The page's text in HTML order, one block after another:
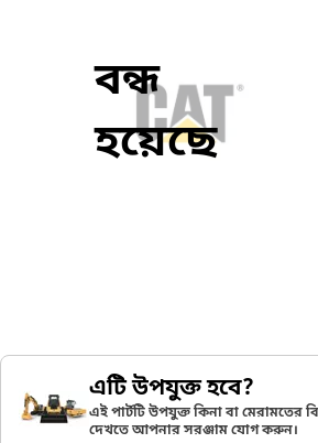
বন্ধ
হয়েছে
এটি উপযুক্ত হবে?
এই পার্টটি উপযুক্ত কিনা বা মেরামতের
দেখতে আপনার সরঞ্জাম যোগ করুন।